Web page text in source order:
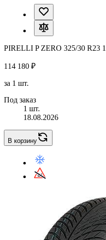
PIRELLI P ZERO 325/30 R23
114 180 ₽
за 1 шт.
Под заказ
1 шт.
18.08.2026
В корзину